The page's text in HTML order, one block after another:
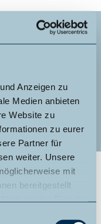
Anzeigen zu
Medien anbieten
Website zu
zu eurer
Partner für
weiter. Unsere
mit
bereitgestellt
PDF-Kalender